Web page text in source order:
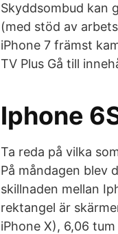
Skyddsombud kan
(med stöd av
iPhone 7 främst
TV Plus Gå till
Iphone
Ta reda på vilka
På måndagen blev
skillnaden mellan
rektangel är
iPhone X), 6,06